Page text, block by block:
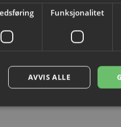
Funksjonalitet
AVVIS ALLE